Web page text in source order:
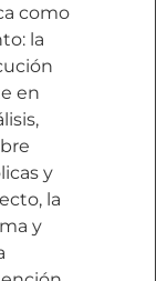
como
la
en
y
la
y